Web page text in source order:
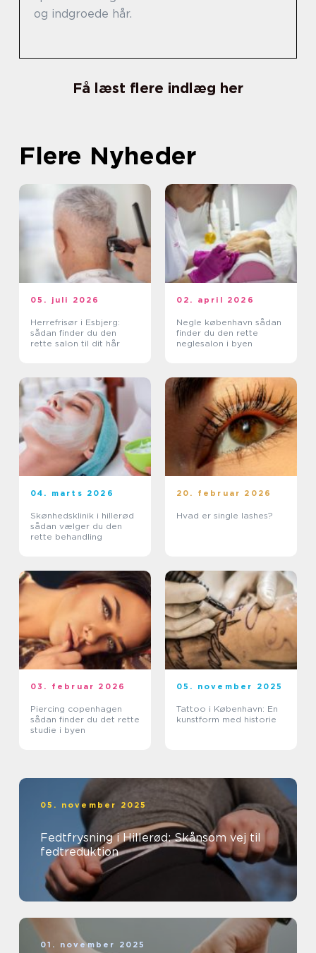
og indgroede hår.
Få læst flere indlæg her
Flere Nyheder
05. juli 2026
Herrefrisør i Esbjerg:
sådan finder du den
rette salon til dit hår
02. april 2026
Negle københavn sådan
finder du den rette
neglesalon i byen
04. marts 2026
Skønhedsklinik i hillerød
sådan vælger du den
rette behandling
20. februar 2026
Hvad er single lashes?
03. februar 2026
Piercing copenhagen
sådan finder du det rette
studie i byen
05. november 2025
Tattoo i København: En
kunstform med historie
05. november 2025
Fedtfrysning i Hillerød: Skånsom vej til
fedtreduktion
01. november 2025